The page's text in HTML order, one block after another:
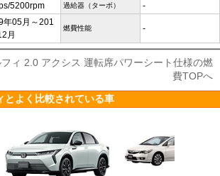
5200rpm 過給器（ターボ） -
年05月～201
月
燃費性能 -
ィ 2.0 アクシス 運転席パワーシート仕様の燃
費TOPへ
とよく比較されている車